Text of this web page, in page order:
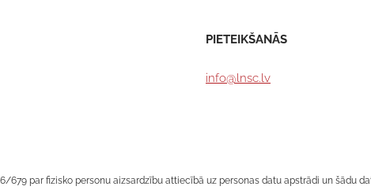
PIETEIKŠANĀS
info@lnsc.lv
679 par fizisko personu aizsardzību attiecībā uz personas datu apstrādi un šādu